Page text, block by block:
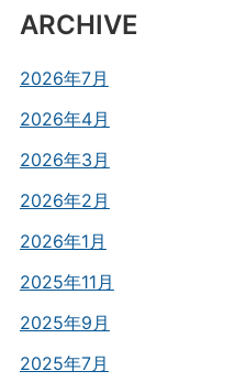
ARCHIVE
2026年7月
2026年4月
2026年3月
2026年2月
2026年1月
2025年11月
2025年9月
2025年7月